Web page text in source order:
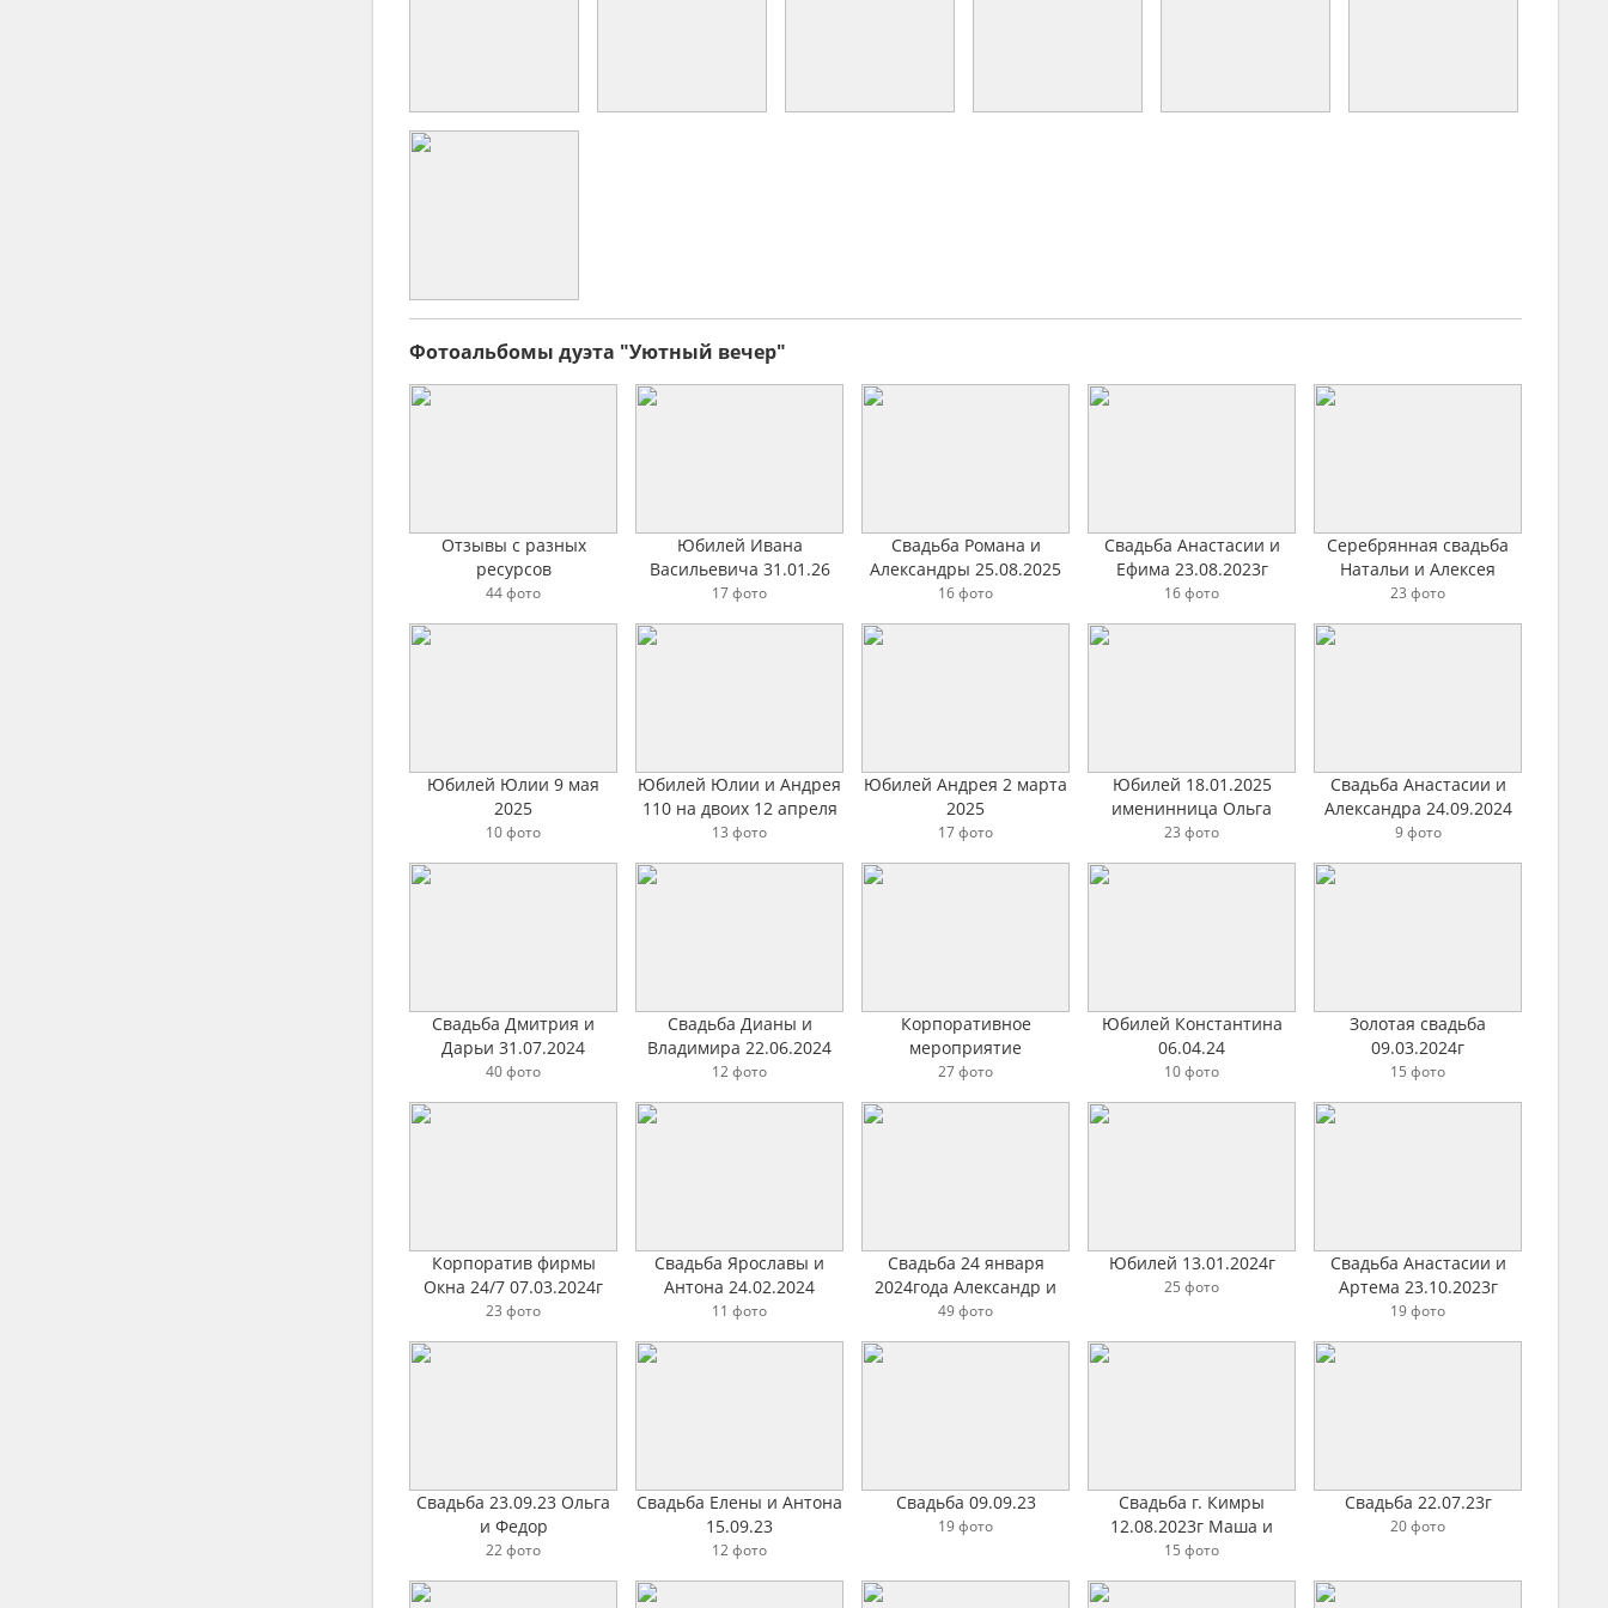
Фотоальбомы дуэта "Уютный вечер"
Отзывы с разных
ресурсов
44 фото
Юбилей Ивана
Васильевича 31.01.26
17 фото
Свадьба Романа и
Александры 25.08.2025
16 фото
Свадьба Анастасии и
Ефима 23.08.2023г
16 фото
Серебрянная свадьба
Натальи и Алексея
16.08.2025 г Красногорск
23 фото
Юбилей Юлии 9 мая
2025
10 фото
Юбилей Юлии и Андрея
110 на двоих 12 апреля
2025года
13 фото
Юбилей Андрея 2 марта
2025
17 фото
Юбилей 18.01.2025
именинница Ольга
23 фото
Свадьба Анастасии и
Александра 24.09.2024
9 фото
Свадьба Дмитрия и
Дарьи 31.07.2024
40 фото
Свадьба Дианы и
Владимира 22.06.2024
12 фото
Корпоративное
мероприятие
18.06.2024г
27 фото
Юбилей Константина
06.04.24
10 фото
Золотая свадьба
09.03.2024г
15 фото
Корпоратив фирмы
Окна 24/7 07.03.2024г
23 фото
Свадьба Ярославы и
Антона 24.02.2024
11 фото
Свадьба 24 января
2024года Александр и
Анастасия
49 фото
Юбилей 13.01.2024г
25 фото
Свадьба Анастасии и
Артема 23.10.2023г
19 фото
Свадьба 23.09.23 Ольга
и Федор
22 фото
Свадьба Елены и Антона
15.09.23
12 фото
Свадьба 09.09.23
19 фото
Свадьба г. Кимры
12.08.2023г Маша и
Миша
15 фото
Свадьба 22.07.23г
20 фото